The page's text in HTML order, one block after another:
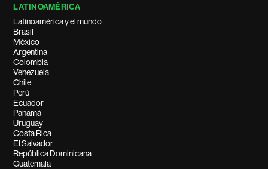
LATINOAMÉRICA
Latinoamérica y el mundo
Brasil
México
Argentina
Colombia
Venezuela
Chile
Perú
Ecuador
Panamá
Uruguay
Costa Rica
El Salvador
República Dominicana
Guatemala